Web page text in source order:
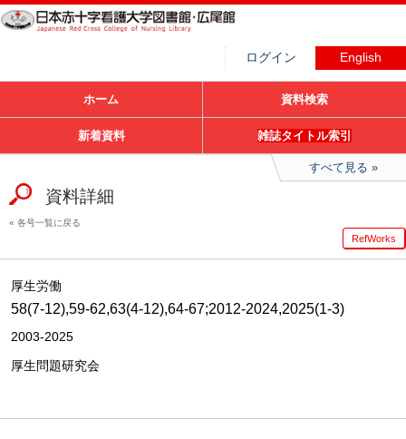
ログイン English
ホーム 資料検索
新着資料 雑誌タイトル索引
すべて見る
資料詳細
各号一覧に戻る
RefWorks
厚生労働
58(7-12),59-62,63(4-12),64-67;2012-2024,2025(1-3)
2003-2025
厚生問題研究会